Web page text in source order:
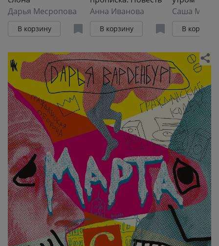
Дарья Месропова
В корзину
Анна Иванова
В корзину
Саша
В корзину